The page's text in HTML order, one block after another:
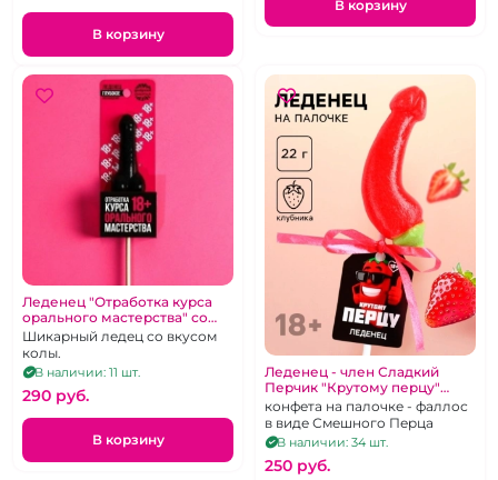
В корзину
В корзину
Леденец "Отработка курса
орального мастерства" со
вкусом колы
Шикарный ледец со вкусом
колы.
В наличии: 11 шт.
290 pуб.
В корзину
Леденец - член Сладкий
Перчик "Крутому перцу"
Клубничный
конфета на палочке - фаллос
в виде Смешного Перца
В наличии: 34 шт.
250 pуб.